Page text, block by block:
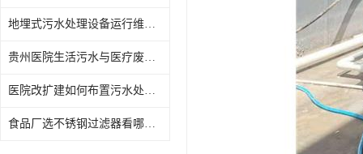
地埋式污水处理设备运行维护成本高吗？鑫沣源谈实际经验
贵州医院生活污水与医疗废水分流处理，鑫沣源设备适配性分析
医院改扩建如何布置污水处理设施？鑫沣源地埋式方案节约地面空间
食品厂选不锈钢过滤器看哪几点？鑫沣源提供全国供货支持